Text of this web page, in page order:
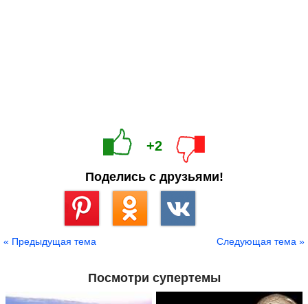
+2
Поделись с друзьями!
« Предыдущая тема Следующая тема »
Посмотри супертемы